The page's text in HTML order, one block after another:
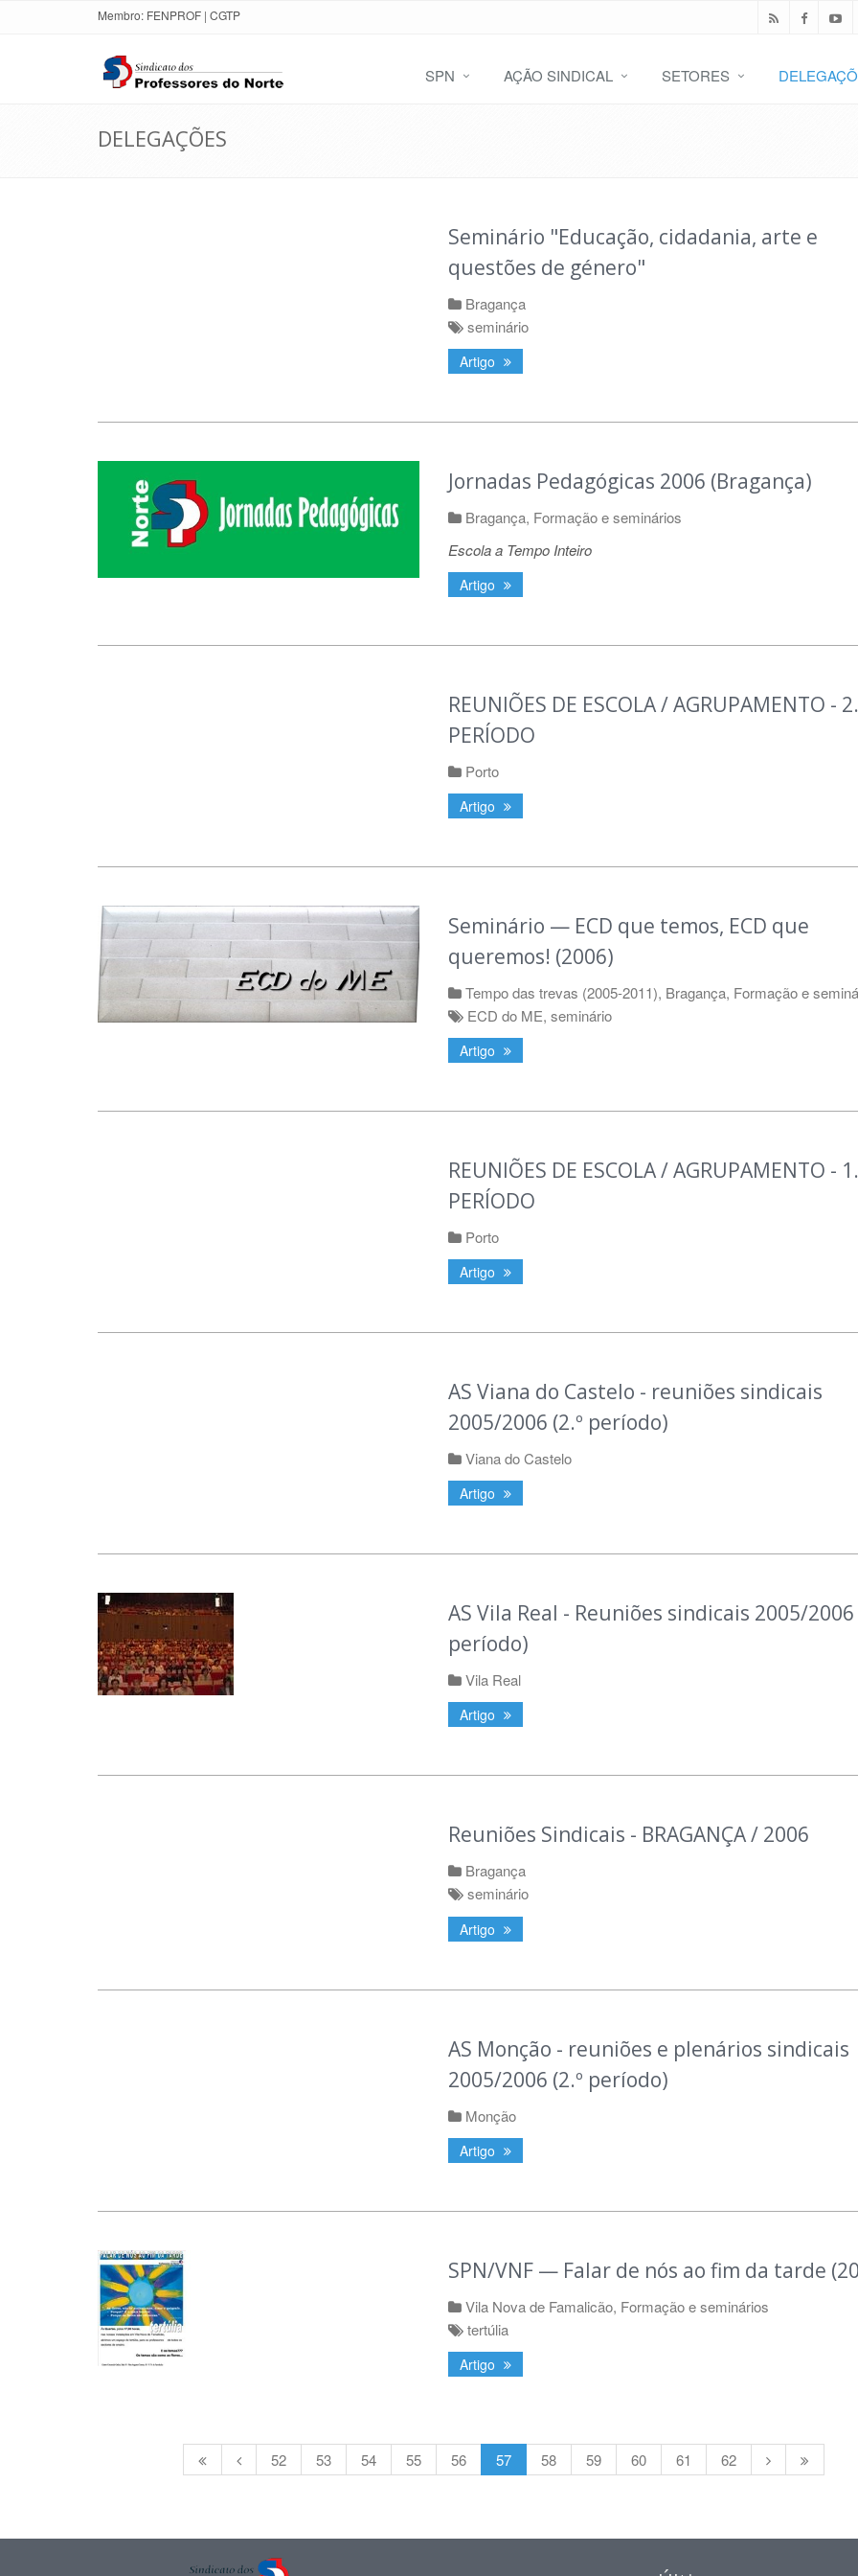
Membro: FENPROF | CGTP
SPN AÇÃO SINDICAL SETORES
DELEGAÇÕES
Seminário "Educação, cidadania, arte e
questões de género"
Bragança
seminário
Artigo
Jornadas Pedagógicas 2006 (Bragança)
Bragança, Formação e seminários
Escola a Tempo Inteiro
Artigo
REUNIÕES DE ESCOLA / AGRUPAMENTO -
PERÍODO
Porto
Artigo
Seminário — ECD que temos, ECD que
queremos! (2006)
Tempo das trevas (2005-2011), Bragança, Formação e
ECD do ME, seminário
Artigo
REUNIÕES DE ESCOLA / AGRUPAMENTO -
PERÍODO
Porto
Artigo
AS Viana do Castelo - reuniões sindicais
2005/2006 (2.º período)
Viana do Castelo
Artigo
AS Vila Real - Reuniões sindicais 2005/2006
período)
Vila Real
Artigo
Reuniões Sindicais - BRAGANÇA / 2006
Bragança
seminário
Artigo
AS Monção - reuniões e plenários sindicais
2005/2006 (2.º período)
Monção
Artigo
SPN/VNF — Falar de nós ao fim da tarde
Vila Nova de Famalicão, Formação e seminários
tertúlia
Artigo
52 53 54 55 56 57 58 59 60 61 62